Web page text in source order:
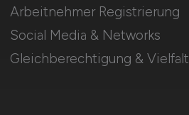
Arbeitnehmer Registrierung
Social Media & Networks
Gleichberechtigung & Vielfalt